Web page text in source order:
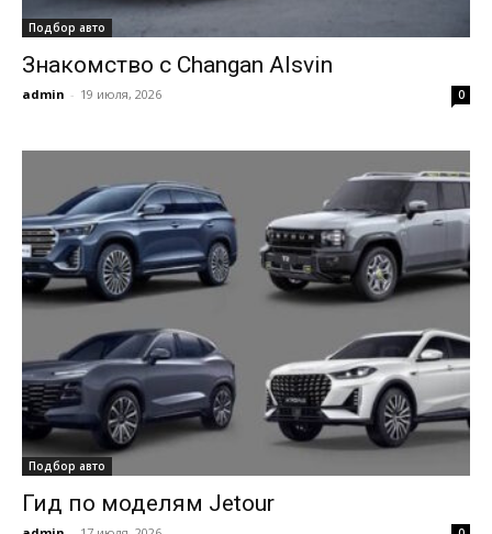
Подбор авто
Знакомство с Changan Alsvin
admin - 19 июля, 2026 0
Подбор авто
Гид по моделям Jetour